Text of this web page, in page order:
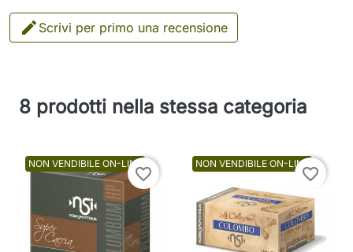
 Scrivi per primo una recensione
8 prodotti nella stessa categoria
NON VENDIBILE ON-LINE
favorite_border
NON VENDIBILE ON-LINE
favorite_border